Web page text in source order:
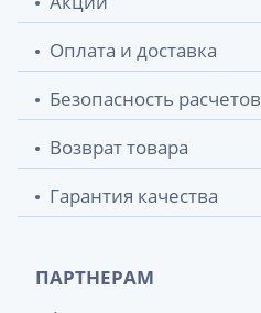
Оплата и доставка
Безопасность расчетов
Возврат товара
Гарантия качества
ПАРТНЕРАМ